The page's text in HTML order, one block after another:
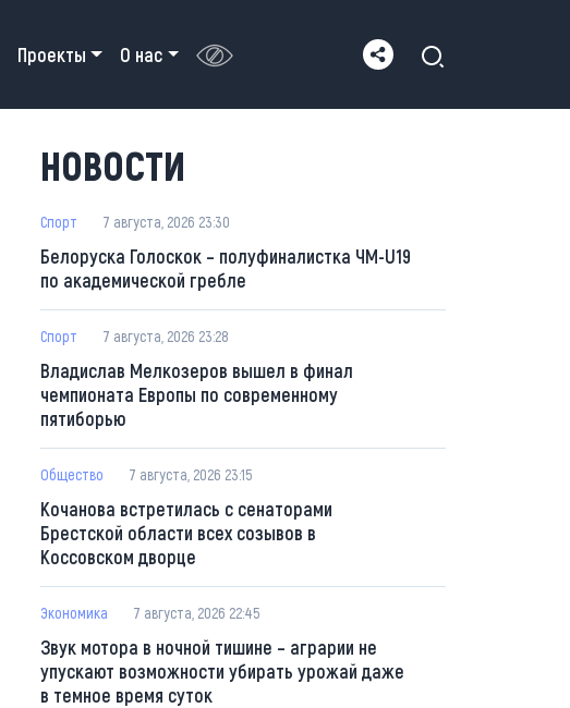
Проекты О нас
НОВОСТИ
Спорт 7 августа, 2026 23:30
Белоруска Голоскок – полуфиналистка ЧМ-U19
по академической гребле
Спорт 7 августа, 2026 23:28
Владислав Мелкозеров вышел в финал
чемпионата Европы по современному
пятиборью
Общество 7 августа, 2026 23:15
Кочанова встретилась с сенаторами
Брестской области всех созывов в
Коссовском дворце
Экономика 7 августа, 2026 22:45
Звук мотора в ночной тишине – аграрии не
упускают возможности убирать урожай даже
в темное время суток